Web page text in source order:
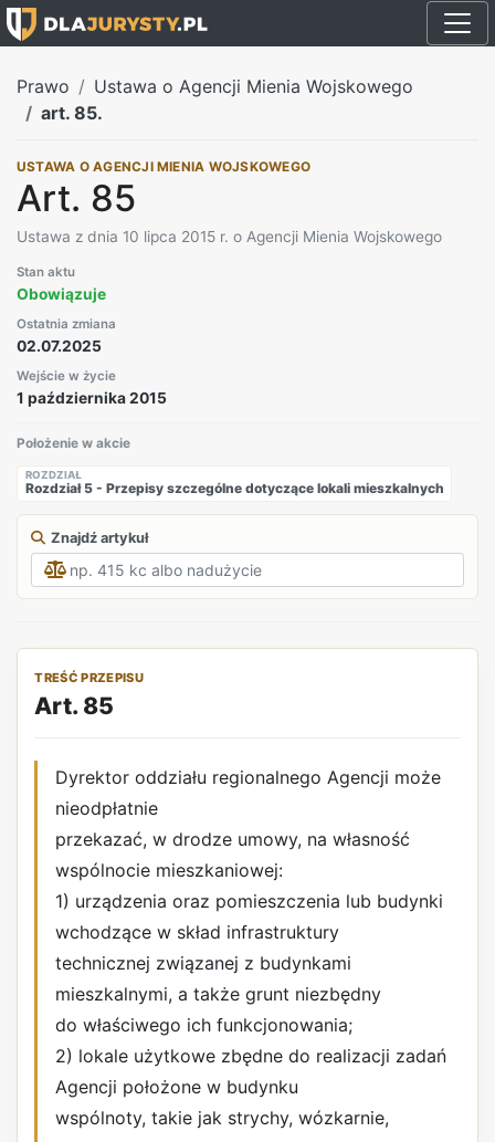
Prawo
Ustawa o Agencji Mienia Wojskowego
art. 85.
USTAWA O AGENCJI MIENIA WOJSKOWEGO
Art. 85
Ustawa z dnia 10 lipca 2015 r. o Agencji Mienia Wojskowego
Stan aktu
Obowiązuje
Ostatnia zmiana
02.07.2025
Wejście w życie
1 października 2015
Położenie w akcie
ROZDZIAŁ
Rozdział 5 - Przepisy szczególne dotyczące lokali mieszkalnych
Znajdź artykuł
TREŚĆ PRZEPISU
Art. 85
Dyrektor oddziału regionalnego Agencji może
nieodpłatnie
przekazać, w drodze umowy, na własność
wspólnocie mieszkaniowej:
1) urządzenia oraz pomieszczenia lub budynki
wchodzące w skład infrastruktury
technicznej związanej z budynkami
mieszkalnymi, a także grunt niezbędny
do właściwego ich funkcjonowania;
2) lokale użytkowe zbędne do realizacji zadań
Agencji położone w budynku
wspólnoty, takie jak strychy, wózkarnie,